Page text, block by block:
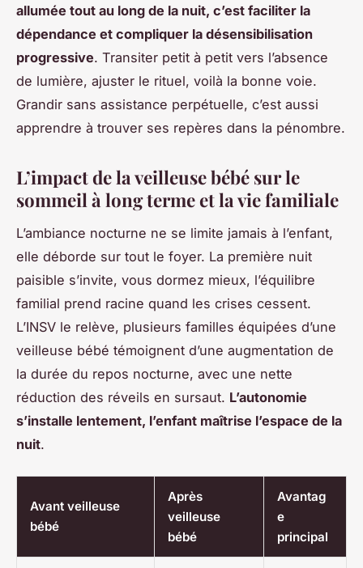
allumée tout au long de la nuit, c’est faciliter la
dépendance et compliquer la désensibilisation
progressive. Transiter petit à petit vers l’absence
de lumière, ajuster le rituel, voilà la bonne voie.
Grandir sans assistance perpétuelle, c’est aussi
apprendre à trouver ses repères dans la pénombre.
L’impact de la veilleuse bébé sur le
sommeil à long terme et la vie familiale
L’ambiance nocturne ne se limite jamais à l’enfant,
elle déborde sur tout le foyer. La première nuit
paisible s’invite, vous dormez mieux, l’équilibre
familial prend racine quand les crises cessent.
L’INSV le relève, plusieurs familles équipées d’une
veilleuse bébé témoignent d’une augmentation de
la durée du repos nocturne, avec une nette
réduction des réveils en sursaut. L’autonomie
s’installe lentement, l’enfant maîtrise l’espace de la
nuit.
Avant veilleuse
bébé
Après
veilleuse
bébé
Avantag
e
principal